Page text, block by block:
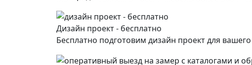
Дизайн проект - бесплатно
Бесплатно подготовим дизайн проект для